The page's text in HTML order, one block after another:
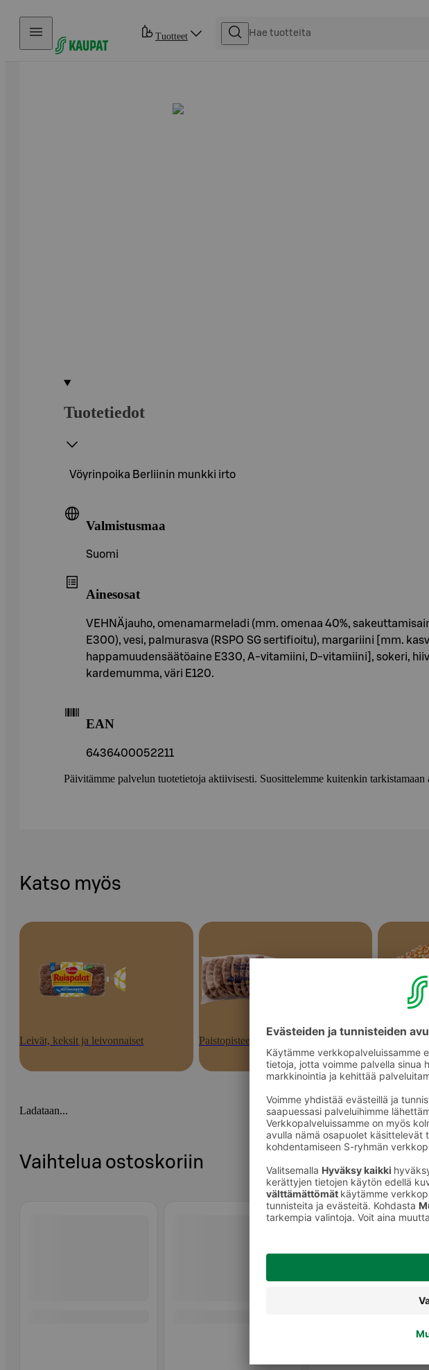
Hyppää sisältöön
Tuotteet
Tuotetiedot
Vöyrinpoika Berliinin munkki irto
Valmistusmaa
Suomi
Ainesosat
VEHNÄjauho, omenamarmeladi (mm. omenaa 40%,
E300), vesi, palmurasva (RSPO SG sertifioitu), margariini [mm.
happamuudensäätöaine E330, A-vitamiini, D-vitamiini], sokeri,
kardemumma, väri E120.
EAN
6436400052211
Päivitämme palvelun tuotetietoja aktiivisesti. Suosittelemme kuitenkin tarkistamaan
Katso myös
Leivät, keksit ja leivonnaiset Paistopisteen tuotteet Makeat
Ladataan...
Vaihtelua ostoskoriin